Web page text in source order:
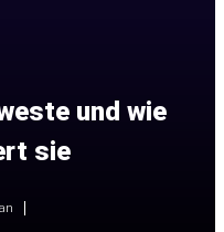
und wie
sie